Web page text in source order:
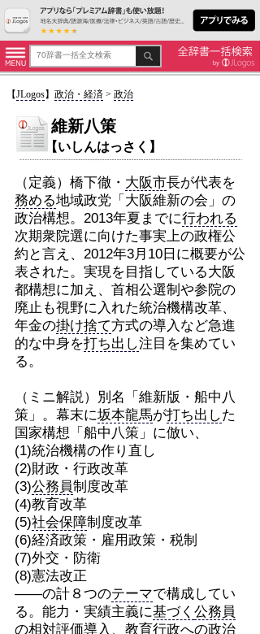
【JLogos】 政治・経済> 政治
維新八策
【いしんはっさく】
（定義）橋下徹・ 大阪市長が代表を
務める地域政党「大阪維新の会」の
政治構想。2013年夏までに行われる
次期衆院選に向けた事実上の政権公
約と言え、2012年3月10日に概要が公
表された。実現を目指している大阪
都構想に加え、首相公選制や参院の
廃止も視野に入れた統治機構改革、
年金の掛け捨て方式の導入など急進
的な中身を打ち出し注目を集めてい
る。
（ミニ解説）別名「維新版・船中八
策」。幕末に坂本龍馬が打ち出した
国家構想「船中八策」に倣い、
(1)統治機構の作り直し
(2)財政・行政改革
(3)公務員制度改革
(4)教育改革
(5)社会保障制度改革
(6)経済政策・雇用政策・税制
(7)外交・防衛
(8)憲法改正
――の計８つのテーマで構成してい
る。能力・実績主義に基づく 公務員
の相対評価導入、教育行政への政治